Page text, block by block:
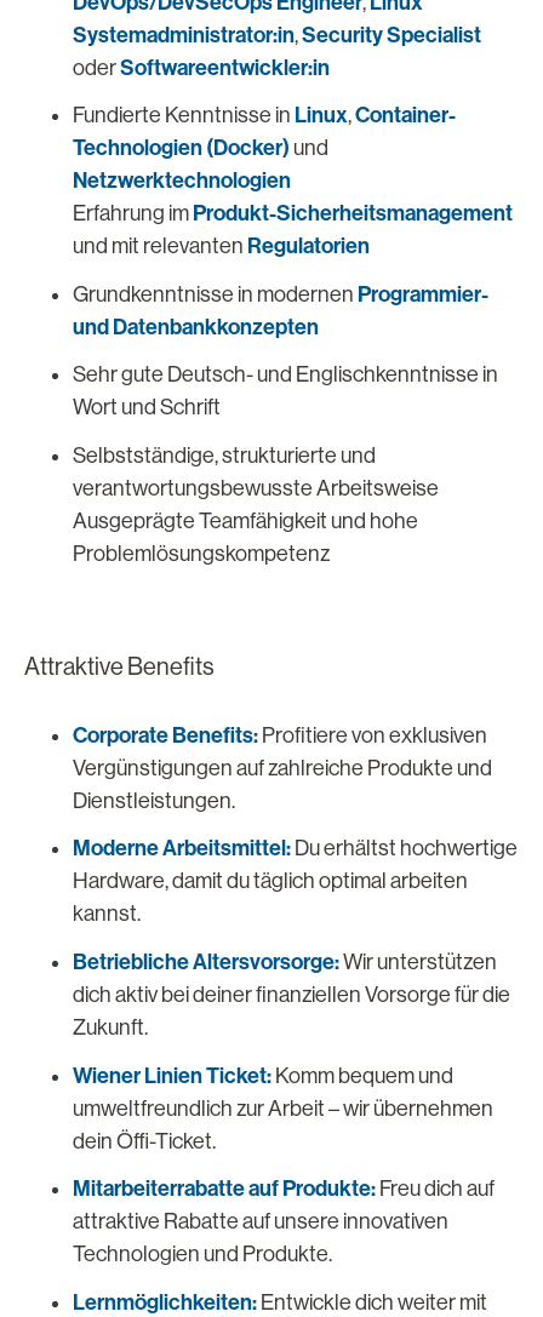
Systemadministrator:in,Security Specialist
oderSoftwareentwickler:in
Fundierte Kenntnisse in Linux,Container-
Technologien (Docker) und
Netzwerktechnologien
Erfahrung im Produkt-Sicherheitsmanagement
und mit relevanten Regulatorien
Grundkenntnisse in modernen Programmier-
und Datenbankkonzepten
Sehr gute Deutsch- und Englischkenntnisse in
Wort und Schrift
Selbstständige, strukturierte und
verantwortungsbewusste Arbeitsweise
Ausgeprägte Teamfähigkeit und hohe
Problemlösungskompetenz
Attraktive Benefits
Corporate Benefits: Profitiere von exklusiven
Vergünstigungen auf zahlreiche Produkte und
Dienstleistungen.
Moderne Arbeitsmittel: Du erhältst hochwertige
Hardware, damit du täglich optimal arbeiten
kannst.
Betriebliche Altersvorsorge:Wir unterstützen
dich aktiv bei deiner finanziellen Vorsorge für die
Zukunft.
Wiener Linien Ticket: Komm bequem und
umweltfreundlich zur Arbeit – wir übernehmen
dein Öffi-Ticket.
Mitarbeiterrabatte auf Produkte: Freu dich auf
attraktive Rabatte auf unsere innovativen
Technologien und Produkte.
Lernmöglichkeiten: Entwickle dich weiter mit